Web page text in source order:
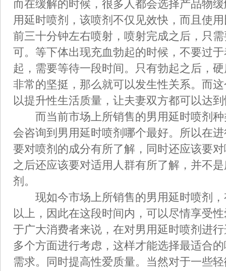
而在缓解的时候，很多人都会选择产品物
用延时喷剂，该喷剂不仅见效快，而且使
前三十分钟左右喷射，喷射完成之后，只
可。等下体出现充血勃起的时候，不要过
起，需要等待一段时间。只有勃起之后，
非常的坚挺，那么就可以发生性关系。而
以提升性生活质量，让夫妻双方都可以达
而当前市场上所销售的男用延时喷剂种
会咨询到男用延时喷剂哪个最好。所以在
要对喷剂的成分有所了解，同时还应该要
之后还应该要对适用人群有所了解，并不
剂。
现如今市场上所销售的男用延时喷剂，
以上，因此在这段时间内，可以尽情享受
于广大消费者来说，在对男用延时喷剂进
多个方面进行考虑，这样才能选择最适合
需求。同时提高性爱质量。当然对于一些